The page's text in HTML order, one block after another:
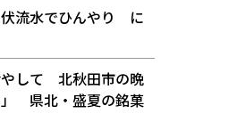
流水でひんやり に
して 北秋田市の晩
県北・盛夏の銘菓